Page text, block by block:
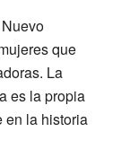
que
La
es la propia
en la historia